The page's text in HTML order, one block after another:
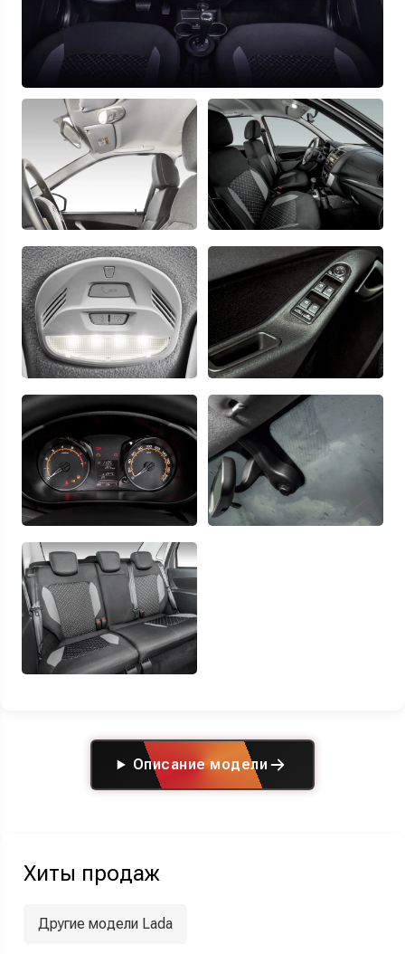
Описание модели
Хиты продаж
Другие модели Lada